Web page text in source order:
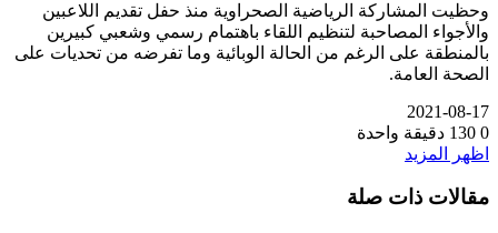
وحظيت المشاركة الرياضية الصحراوية منذ حفل تقديم اللاعبين
والأجواء المصاحبة لتنظيم اللقاء باهتمام رسمي وشعبي كبيرين
بالمنطقة على الرغم من الحالة الوبائية وما تفرضه من تحديات على
الصحة العامة.
2021-08-17
0
دقيقة واحدة
اظهر المزيد
مقالات ذات صلة